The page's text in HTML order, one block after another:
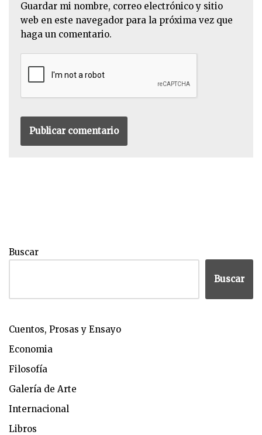
Guardar mi nombre, correo electrónico y sitio
web en este navegador para la próxima vez que
haga un comentario.
Buscar
Buscar
Cuentos, Prosas y Ensayo
Economia
Filosofía
Galería de Arte
Internacional
Libros